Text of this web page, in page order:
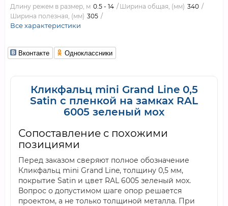
Длину режем в размер, м 0.5 - 14 Ширина общая, (мм) 340
Ширина полезная, (мм) 305
Все характеристики
Вконтакте Одноклассники
Кликфальц mini Grand Line 0,5
Satin с пленкой на замках RAL
6005 зеленый мох
Сопоставление с похожими
позициями
Перед заказом сверяют полное обозначение
Кликфальц mini Grand Line, толщину 0,5 мм,
покрытие Satin и цвет RAL 6005 зеленый мох.
Вопрос о допустимом шаге опор решается
проектом, а не только толщиной металла. При